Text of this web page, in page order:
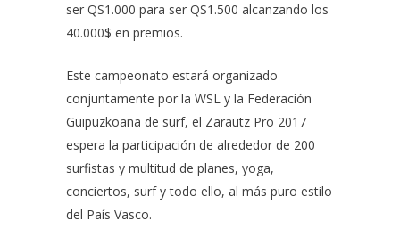
ser QS1.000 para ser QS1.500 alcanzando los
40.000$ en premios.
Este campeonato estará organizado
conjuntamente por la WSL y la Federación
Guipuzkoana de surf, el Zarautz Pro 2017
espera la participación de alrededor de 200
surfistas y multitud de planes, yoga,
conciertos, surf y todo ello, al más puro estilo
del País Vasco.